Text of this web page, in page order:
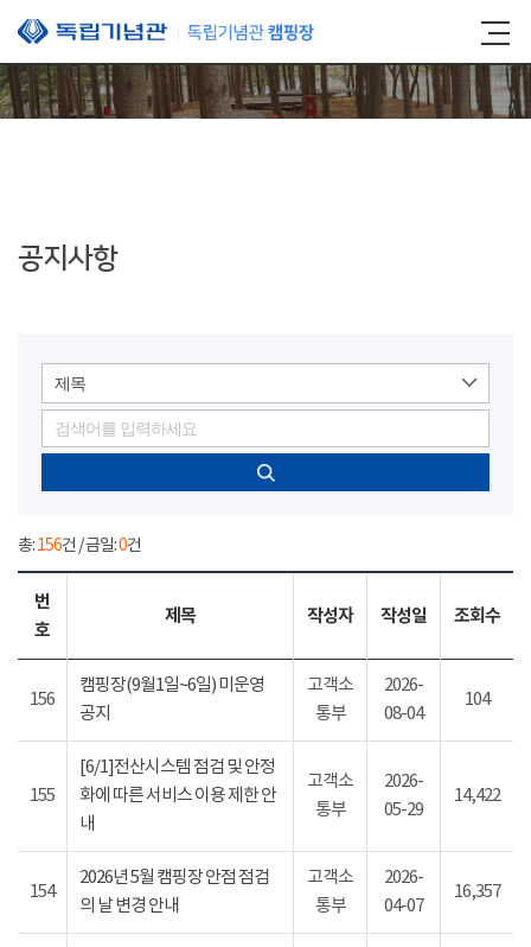
본문 바로가기
공지사항
제목
총:156건 / 금일:0건
번
호
제목 작성자 작성일 조회수
156
캠핑장(9월1일~6일) 미운영
공지
고객소
통부
2026-
08-04
104
155
[6/1]전산시스템 점검 및 안정
화에 따른 서비스 이용 제한 안
내
고객소
통부
2026-
05-29
14,422
154
2026년 5월 캠핑장 안점 점검
의 날 변경 안내
고객소
통부
2026-
04-07
16,357